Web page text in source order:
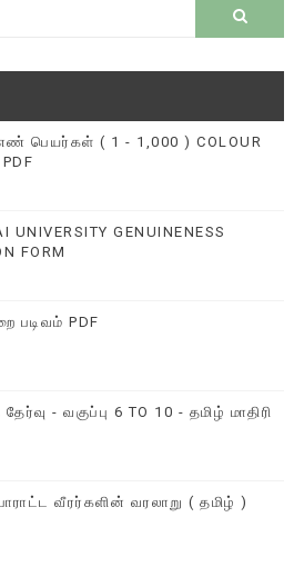
பெயர்கள் ( 1 - 1,000 ) COLOUR
UNIVERSITY GENUINENESS
FORM
படிவம் PDF
- வகுப்பு 6 TO 10 - தமிழ் மாதிரி
வீரர்களின் வரலாறு ( தமிழ் )